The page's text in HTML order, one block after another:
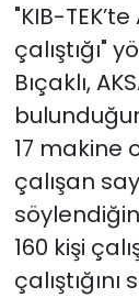
"KIB-
çalıştığı"
Bıçaklı,
17 makine
çalışan
160 kişi
çalıştığını